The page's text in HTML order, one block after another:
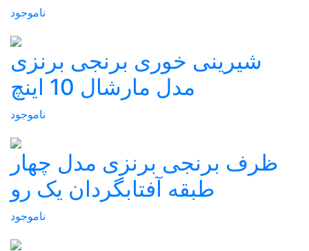
ناموجود
شیرینی خوری برنجی برنزی
مدل مارشال 10 اینچ
ناموجود
ظرف برنجی برنزی مدل چهار
طبقه آفتابگردان یک رو
ناموجود